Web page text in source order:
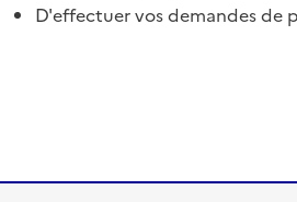
D'effectuer vos demandes de